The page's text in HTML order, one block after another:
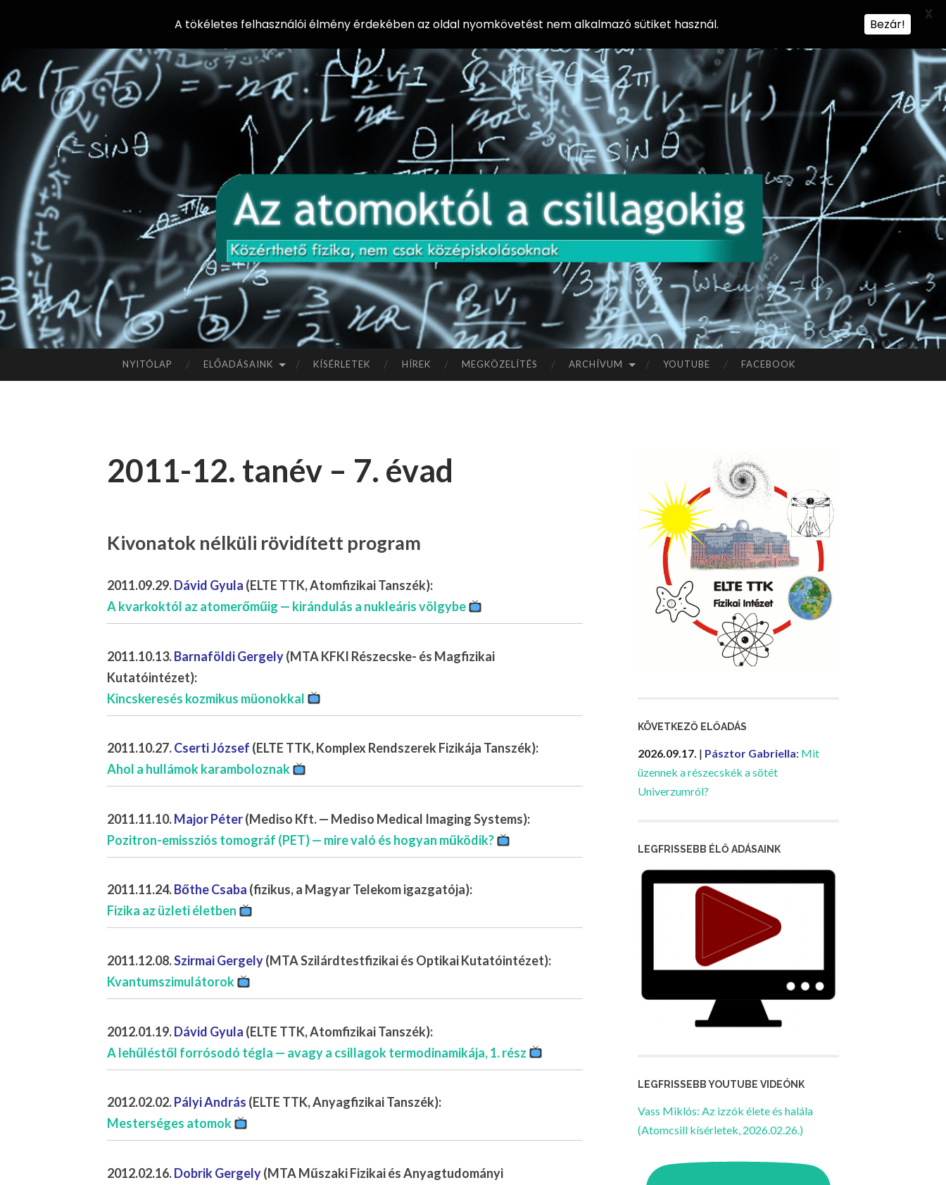
AZ
AT
OM
OK
TÓ
L A
Előadássorozat
középiskolásoknak
az ELTE
Természettudományi
Kar Fizikai
Intézetében
A
NYITÓLAP ELŐADÁSAINK KÍSÉRLETEK HÍREK MEGKÖZELÍTÉS ARCHÍVUM YOUTUBE FACEBOOK
2011-12. tanév – 7. évad
Kivonatok nélküli rövidített program
2011.09.29.Dávid Gyula (ELTE TTK, Atomfizikai Tanszék):
A kvarkoktól az atomerőműig — kirándulás a nukleáris völgybe
2011.10.13.Barnaföldi Gergely(MTA KFKI Részecske- és Magfizikai
Kutatóintézet):
Kincskeresés kozmikus müonokkal
2011.10.27.Cserti József (ELTE TTK, Komplex Rendszerek Fizikája Tanszék):
Ahol a hullámok karamboloznak
2011.11.10.Major Péter(Mediso Kft. — Mediso Medical Imaging Systems):
Pozitron-emissziós tomográf (PET) — mire való és hogyan működik?
2011.11.24.Bőthe Csaba (fizikus, a Magyar Telekom igazgatója):
Fizika az üzleti életben
2011.12.08.Szirmai Gergely(MTA Szilárdtestfizikai és Optikai Kutatóintézet):
Kvantumszimulátorok
2012.01.19.Dávid Gyula (ELTE TTK, Atomfizikai Tanszék):
A lehűléstől forrósodó tégla — avagy a csillagok termodinamikája, 1. rész
2012.02.02.Pályi András (ELTE TTK, Anyagfizikai Tanszék):
Mesterséges atomok
2012.02.16.Dobrik Gergely(MTA Műszaki Fizikai és Anyagtudományi
KÖVETKEZŐ ELŐADÁS
2026.09.17. | Pásztor Gabriella: Mit
üzennek a részecskék a sötét
Univerzumról?
LEGFRISSEBB ÉLŐ ADÁSAINK
LEGFRISSEBB YOUTUBE VIDEÓNK
Vass Miklós: Az izzók élete és halála
(Atomcsill kísérletek, 2026.02.26.)
A tökéletes felhasználói élmény érdekében az oldal nyomkövetést nem alkalmazó sütiket használ. Bezár!
X